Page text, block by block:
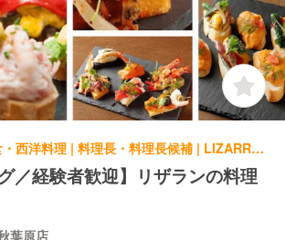
スペイン料理, 洋食・西洋料理 | 料理長・料理長候補 | LIZARRAN 秋葉原店
／経験者歓迎】リザランの料理
葉原店